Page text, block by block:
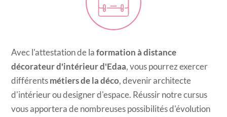
Avec l'attestation de la formation à distance
décorateur d'intérieur d'Edaa , vous pourrez exercer
différents métiers de la déco , devenir architecte
d'intérieur ou designer d'espace. Réussir notre cursus
vous apportera de nombreuses possibilités d'évolution